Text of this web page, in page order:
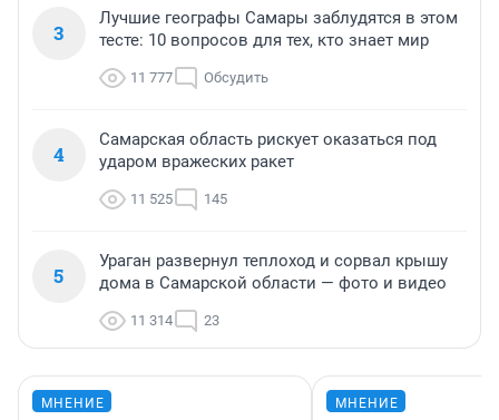
3
Лучшие географы Самары заблудятся в этом
тесте: 10 вопросов для тех, кто знает мир
11 777 Обсудить
4
Самарская область рискует оказаться под
ударом вражеских ракет
11 525 145
5
Ураган развернул теплоход и сорвал крышу
дома в Самарской области — фото и видео
11 314 23
МНЕНИЕ МНЕНИЕ